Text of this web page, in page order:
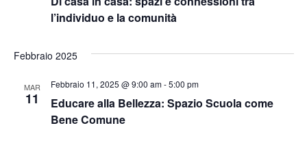
l’individuo e la comunità
Febbraio 2025
MAR
11
Educare alla Bellezza: Spazio Scuola come
Bene Comune
Febbraio 11, 2025 @ 9:00 am-5:00 pm